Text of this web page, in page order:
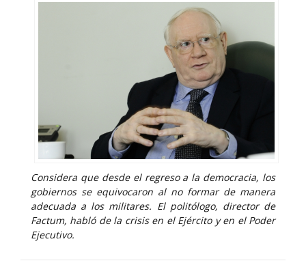
Considera que desde el regreso a la democracia, los
gobiernos se equivocaron al no formar de manera
adecuada a los militares. El politólogo, director de
Factum, habló de la crisis en el Ejército y en el Poder
Ejecutivo.